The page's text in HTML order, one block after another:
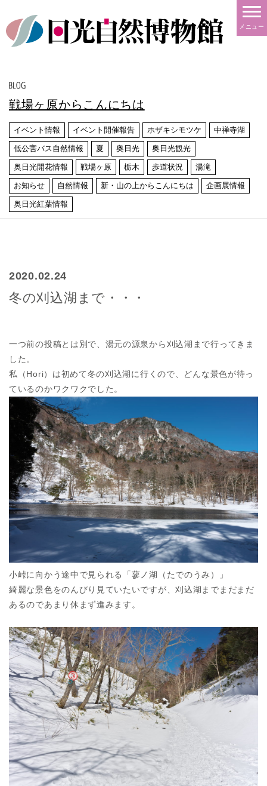
メニュー
戦場ヶ原からこんにちは
イベント情報 イベント開催報告 ホザキシモツケ 中禅寺湖
低公害バス自然情報 夏 奥日光 奥日光観光
奥日光開花情報 戦場ヶ原 栃木 歩道状況 湯滝
お知らせ 自然情報 新・山の上からこんにちは 企画展情報
奥日光紅葉情報
2020.02.24
冬の刈込湖まで・・・
一つ前の投稿とは別で、湯元の源泉から刈込湖まで行ってきま
した。
私（Hori）は初めて冬の刈込湖に行くので、どんな景色が待っ
ているのかワクワクでした。
小峠に向かう途中で見られる「蓼ノ湖（たでのうみ）」
綺麗な景色をのんびり見ていたいですが、刈込湖までまだまだ
あるのであまり休まず進みます。